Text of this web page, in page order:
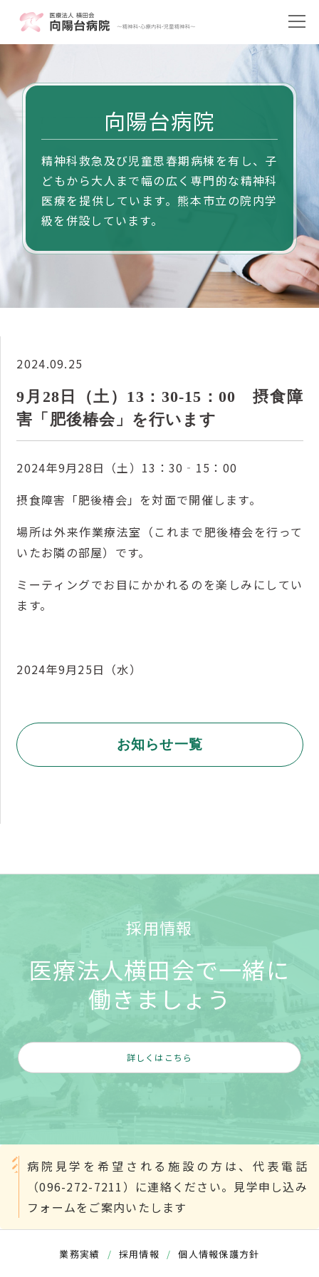
向陽台病院
精神科救急及び児童思春期病棟を有し、子
どもから大人まで幅の広く専門的な精神科
医療を提供しています。熊本市立の院内学
級を併設しています。
2024.09.25
9月28日（土）13：30‐15：00 摂食障
害「肥後椿会」を行います
2024年9月28日（土）13：30‐15：00
摂食障害「肥後椿会」を対面で開催します。
場所は外来作業療法室（これまで肥後椿会を行って
いたお隣の部屋）です。
ミーティングでお目にかかれるのを楽しみにしてい
ます。
2024年9月25日（水）
お知らせ一覧
採用情報
医療法人横田会で一緒に
働きましょう
詳しくはこちら
病院見学を希望される施設の方は、代表電話
（096-272-7211）に連絡ください。見学申し込み
フォームをご案内いたします
業務実績 / 採用情報 / 個人情報保護方針